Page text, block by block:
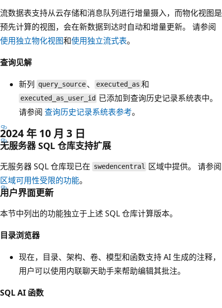
流数据表支持从云存储和消息队列进行增量摄入，而物化视图是
预先计算的视图，会在新数据到达时自动和增量更新。 请参阅
使用独立物化视图和使用独立流式表。
查询见解
新列 query_source 、 executed_as 和
executed_as_user_id 已添加到查询历史记录系统表中。
请参阅 查询历史记录系统表参考。
2024 年 10 月 3 日
无服务器 SQL 仓库支持扩展
无服务器 SQL 仓库现已在 swedencentral 区域中提供。 请参阅
区域可用性受限的功能。
用户界面更新
本节中列出的功能独立于上述 SQL 仓库计算版本。
目录浏览器
现在，目录、架构、卷、模型和函数支持 AI 生成的注释，
用户可以使用内联聊天助手来帮助编辑其批注。
SQL AI 函数